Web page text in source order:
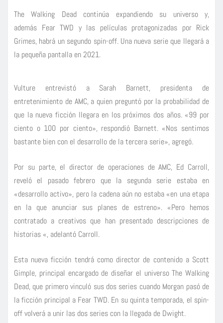
The Walking Dead continúa expandiendo su universo y,
además Fear TWD y las películas protagonizadas por Rick
Grimes, habrá un segundo spin-off. Una nueva serie que llegará a
la pequeña pantalla en 2021.
Vulture entrevistó a Sarah Barnett, presidenta de
entretenimiento de AMC, a quien preguntó por la probabilidad de
que la nueva ficción llegara en los próximos dos años. «99 por
ciento o 100 por ciento», respondió Barnett. «Nos sentimos
bastante bien con el desarrollo de la tercera serie», agregó.
Por su parte, el director de operaciones de AMC, Ed Carroll,
reveló el pasado febrero que la segunda serie estaba en
«desarrollo activo», pero la cadena aún no estaba «en una etapa
en la que anunciar sus planes de estreno». «Pero hemos
contratado a creativos que han presentado descripciones de
historias «, adelantó Carroll.
Esta nueva ficción tendrá como director de contenido a Scott
Gimple, principal encargado de diseñar el universo The Walking
Dead, que primero vinculó sus dos series cuando Morgan pasó de
la ficción principal a Fear TWD. En su quinta temporada, el spin-
off volverá a unir las dos series con la llegada de Dwight.